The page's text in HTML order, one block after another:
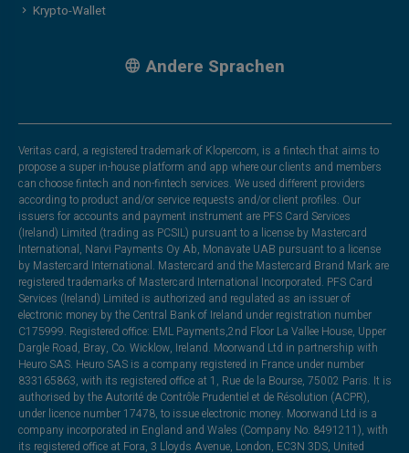
Krypto-Wallet
Andere Sprachen
Veritas card, a registered trademark of Klopercom, is a fintech that aims to
propose a super in-house platform and app where our clients and members
can choose fintech and non-fintech services. We used different providers
according to product and/or service requests and/or client profiles. Our
issuers for accounts and payment instrument are PFS Card Services
(Ireland) Limited (trading as PCSIL) pursuant to a license by Mastercard
International, Narvi Payments Oy Ab, Monavate UAB pursuant to a license
by Mastercard International. Mastercard and the Mastercard Brand Mark are
registered trademarks of Mastercard International Incorporated. PFS Card
Services (Ireland) Limited is authorized and regulated as an issuer of
electronic money by the Central Bank of Ireland under registration number
C175999. Registered office: EML Payments,2nd Floor La Vallee House, Upper
Dargle Road, Bray, Co. Wicklow, Ireland. Moorwand Ltd in partnership with
Heuro SAS. Heuro SAS is a company registered in France under number
833165863, with its registered office at 1, Rue de la Bourse, 75002 Paris. It is
authorised by the Autorité de Contrôle Prudentiel et de Résolution (ACPR),
under licence number 17478, to issue electronic money. Moorwand Ltd is a
company incorporated in England and Wales (Company No. 8491211), with
its registered office at Fora, 3 Lloyds Avenue, London, EC3N 3DS, United